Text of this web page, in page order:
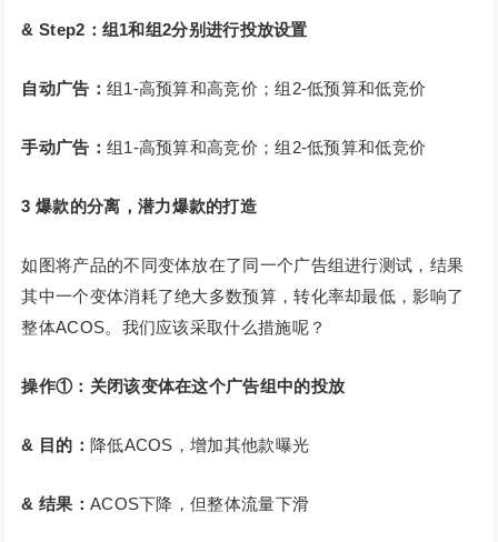
& Step2：组1和组2分别进行投放设置
自动广告： 组1-高预算和高竞价；组2-低预算和低竞价
手动广告： 组1-高预算和高竞价；组2-低预算和低竞价
3 爆款的分离，潜力爆款的打造
如图将产品的不同变体放在了同一个广告组进行测试，结果
其中一个变体消耗了绝大多数预算，转化率却最低，影响了
整体ACOS。我们应该采取什么措施呢？
操作①：关闭该变体在这个广告组中的投放
& 目的： 降低ACOS，增加其他款曝光
& 结果： ACOS下降，但整体流量下滑